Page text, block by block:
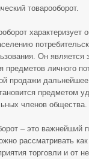
товарооборот.
характеризует
Он
предметов личного
прода­жи
предметом
членов общества.
– это важнейший
рассматривать как
торговли и от